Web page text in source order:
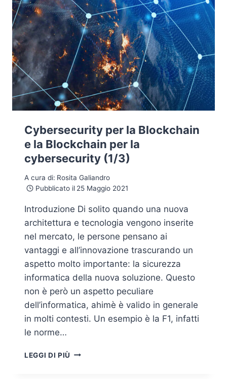
Cybersecurity per la Blockchain
e la Blockchain per la
cybersecurity (1/3)
A cura di: Rosita Galiandro
Pubblicato il 25 Maggio 2021
Introduzione Di solito quando una nuova
architettura e tecnologia vengono inserite
nel mercato, le persone pensano ai
vantaggi e all’innovazione trascurando un
aspetto molto importante: la sicurezza
informatica della nuova soluzione. Questo
non è però un aspetto peculiare
dell’informatica, ahimè è valido in generale
in molti contesti. Un esempio è la F1, infatti
le norme…
LEGGI DI PIÙ CYBERSECURITY